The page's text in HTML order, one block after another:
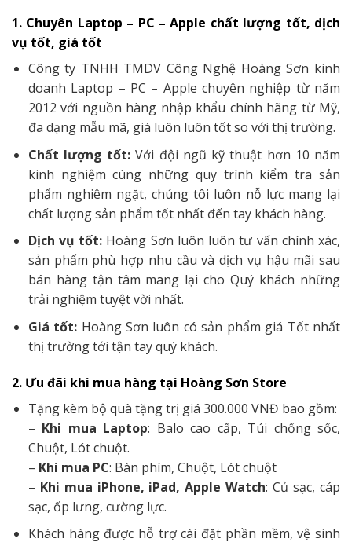
1. Chuyên Laptop – PC – Apple chất lượng tốt, dịch
vụ tốt, giá tốt
Công ty TNHH TMDV Công Nghệ Hoàng Sơn kinh
doanh Laptop – PC – Apple chuyên nghiệp từ năm
2012 với nguồn hàng nhập khẩu chính hãng từ Mỹ,
đa dạng mẫu mã, giá luôn luôn tốt so với thị trường.
Chất lượng tốt: Với đội ngũ kỹ thuật hơn 10 năm
kinh nghiệm cùng những quy trình kiểm tra sản
phẩm nghiêm ngặt, chúng tôi luôn nỗ lực mang lại
chất lượng sản phẩm tốt nhất đến tay khách hàng.
Dịch vụ tốt: Hoàng Sơn luôn luôn tư vấn chính xác,
sản phẩm phù hợp nhu cầu và dịch vụ hậu mãi sau
bán hàng tận tâm mang lại cho Quý khách những
trải nghiệm tuyệt vời nhất.
Giá tốt: Hoàng Sơn luôn có sản phẩm giá Tốt nhất
thị trường tới tận tay quý khách.
2. Ưu đãi khi mua hàng tại Hoàng Sơn Store
Tặng kèm bộ quà tặng trị giá 300.000 VNĐ bao gồm:
– Khi mua Laptop: Balo cao cấp, Túi chống sốc,
Chuột, Lót chuột.
– Khi mua PC: Bàn phím, Chuột, Lót chuột
– Khi mua iPhone, iPad, Apple Watch: Củ sạc, cáp
sạc, ốp lưng, cường lực.
Khách hàng được hỗ trợ cài đặt phần mềm, vệ sinh